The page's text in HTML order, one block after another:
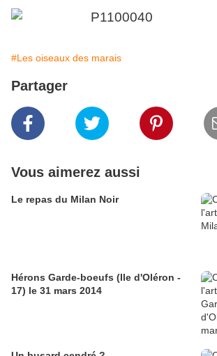
#Les oiseaux des marais
Partager
Vous aimerez aussi
Le repas du Milan Noir
Hérons Garde-boeufs (Ile d'Oléron -
17) le 31 mars 2014